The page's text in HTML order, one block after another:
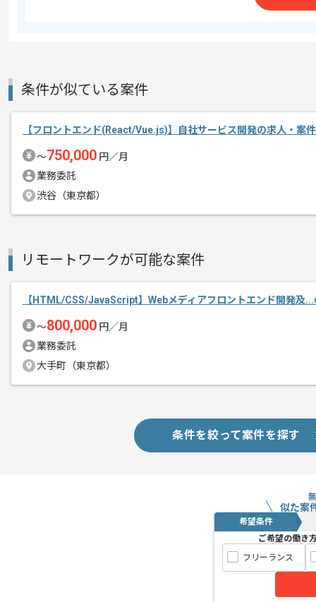
スキルに不安がある方へ
精算・お支払い
支払いサイト
15日
募集人数
1人
エージェントからのコ
代表を含め、コミュニケーションの取
フラットな環境で作業をしたい方にお
「経営的な視点を持ち、企画等にも積
という方におすすめめでございます。
一部リモート作業を導入しております。
条件が似ている案件
【フロントエンド(React/Vue.js)】自社サービス開発の求人・案件
〜750,000 円／月
業務委託
渋谷（東京都）
リモートワークが可能な案件
【HTML/CSS/JavaScript】Webメディアフロントエンド開発及
〜800,000 円／月
業務委託
大手町（東京都）
条件を絞って案件を探す
似た案
希望条件
ご希望の働き
フリーランス